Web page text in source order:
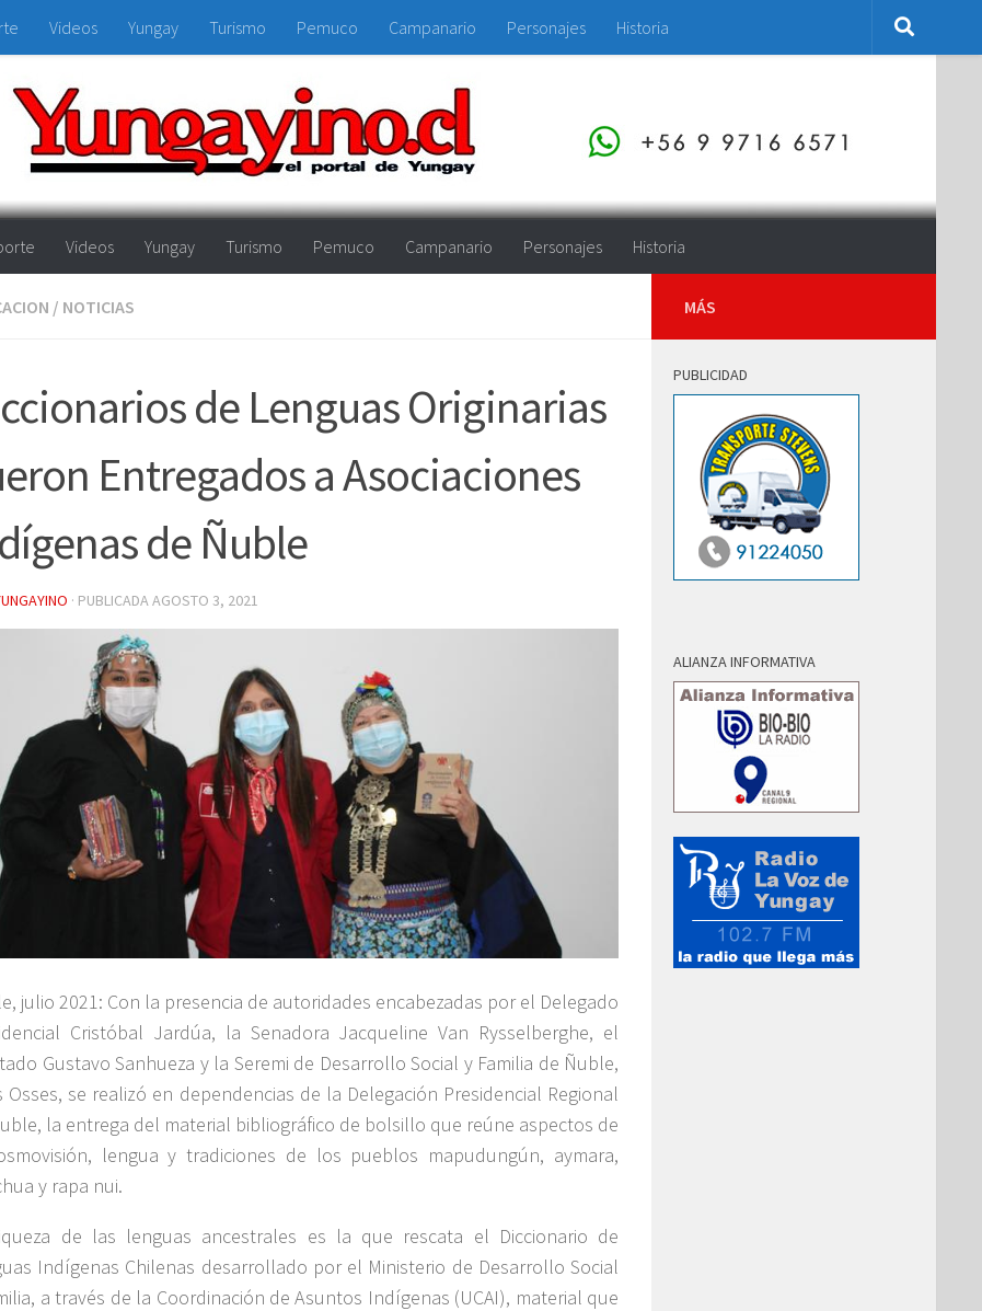
Videos Yungay Turismo Pemuco Campanario Personajes Historia
Videos Yungay Turismo Pemuco Campanario Personajes Historia
/ NOTICIAS
de Lenguas Originarias
Entregados a Asociaciones
de Ñuble
· PUBLICADAAGOSTO 3, 2021
julio 2021: Con la presencia de autoridades encabezadas por el Delegado
Cristóbal Jardúa, la Senadora Jacqueline Van Rysselberghe, el
Gustavo Sanhueza y la Seremi de Desarrollo Social y Familia de Ñuble,
Osses, se realizó en dependencias de la Delegación Presidencial Regional
la entrega del material bibliográfico de bolsillo que reúne aspectos de
lengua y tradiciones de los pueblos mapudungún, aymara,
y rapa nui.
de las lenguas ancestrales es la que rescata el Diccionario de
Indígenas Chilenas desarrollado por el Ministerio de Desarrollo Social
a través de la Coordinación de Asuntos Indígenas (UCAI), material que
MÁS
PUBLICIDAD
ALIANZA INFORMATIVA